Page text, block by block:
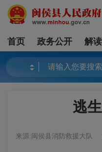
首页 政务公开 解
逃
来源:闽侯县消防救援大队